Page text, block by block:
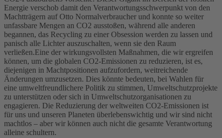
Energie verschob damit den Verantwortungsschwerpunkt von den
Machtträgern auf Otto Normalverbraucher und konnte so weiter
unfassbare Mengen an CO2 ausstoßen, während alle anderen
begannen, das Recycling zu einer Obsession werden zu lassen und
panisch alle Lichter auszuschalten, wenn sie den Raum
verließen.Eine der wirkungsvollsten Maßnahmen, die wir ergreifen
können, um die globalen CO2-Emissionen zu reduzieren, ist es,
diejenigen in Machtpositionen aufzufordern, weitreichende
Änderungen umzusetzen. Dies könnte bedeuten, bei Wahlen für
eine umweltfreundlichere Politik zu stimmen, Umweltschutzprojekte
zu unterstützen oder sich in Umweltschutzorganisationen zu
engagieren. Die Reduzierung der weltweiten CO2-Emissionen ist
für uns und unseren Planeten überlebenswichtig und wir sind nicht
machtlos – aber wir können auch nicht die gesamte Verantwortung
alleine schultern.